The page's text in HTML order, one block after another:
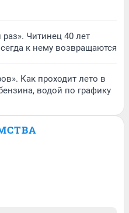
Читинец 40 лет
к нему возвращаются
Как проходит лето в
водой по графику